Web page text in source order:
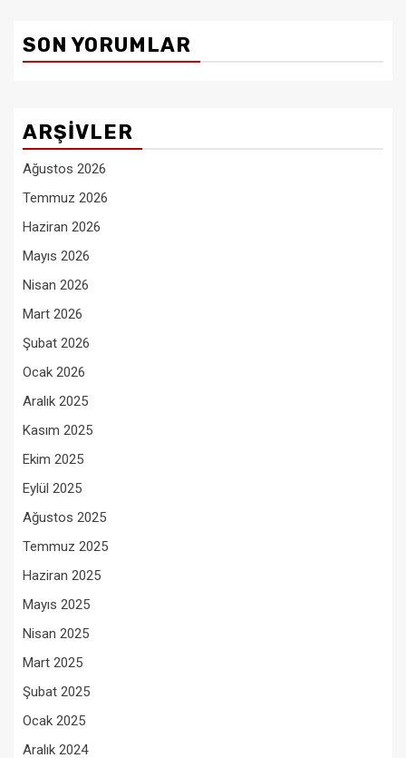
SON YORUMLAR
ARŞIVLER
Ağustos 2026
Temmuz 2026
Haziran 2026
Mayıs 2026
Nisan 2026
Mart 2026
Şubat 2026
Ocak 2026
Aralık 2025
Kasım 2025
Ekim 2025
Eylül 2025
Ağustos 2025
Temmuz 2025
Haziran 2025
Mayıs 2025
Nisan 2025
Mart 2025
Şubat 2025
Ocak 2025
Aralık 2024